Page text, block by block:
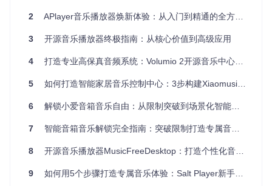
![Salt Player应用界面](https://raw.gitcode.com/GitHub_Trend
ing/sa/SaltPlayerSource/raw/40b4238e22f850d2b35b39ade
4c1ae4595c2a872/src/App GitHub Header.png?utm_source
=gitcode_repo_files) Android音乐播放器Salt Player的品牌标
每天挤地铁或公交时，如何快速进入音乐世界？Salt Player
操作 ：启动应用 → 点击主界面顶部"最近播放"条目
在家中连接蓝牙音箱时，你需要的是纯净无损的音乐传输。通
过应用内的"音频输出设置"，可以选择最适合当前设备的解码
2 APlayer音乐播放器焕新体验：从入门到精通的全方位指南
3 开源音乐播放器终极指南：从核心价值到高级应用
4 打造专业高保真音频系统：Volumio 2开源音乐中心完全配置指南
5 如何打造智能家居音乐控制中心：3步构建Xiaomusic智能音乐系统
6 解锁小爱音箱音乐自由：从限制突破到场景化智能播放的全攻略
7 智能音箱音乐解锁完全指南：突破限制打造专属音乐中心
8 开源音乐播放器MusicFreeDesktop：打造个性化音乐体验的终极指南
9 如何用5个步骤打造专属音乐体验：Salt Player新手完全指南